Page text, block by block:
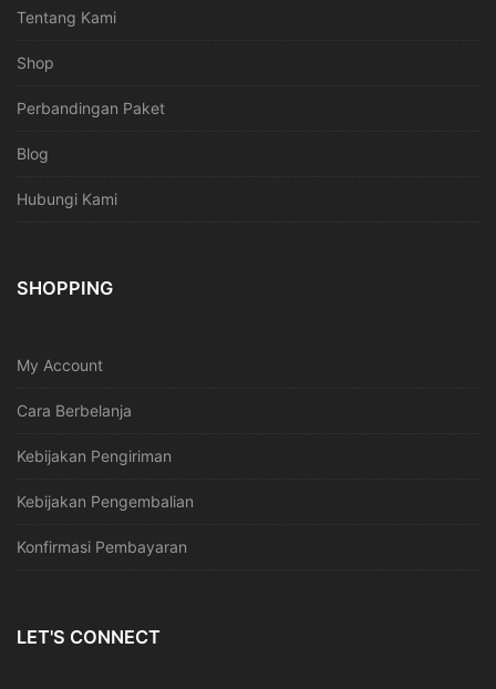
Tentang Kami
Shop
Perbandingan Paket
Blog
Hubungi Kami
SHOPPING
My Account
Cara Berbelanja
Kebijakan Pengiriman
Kebijakan Pengembalian
Konfirmasi Pembayaran
LET'S CONNECT